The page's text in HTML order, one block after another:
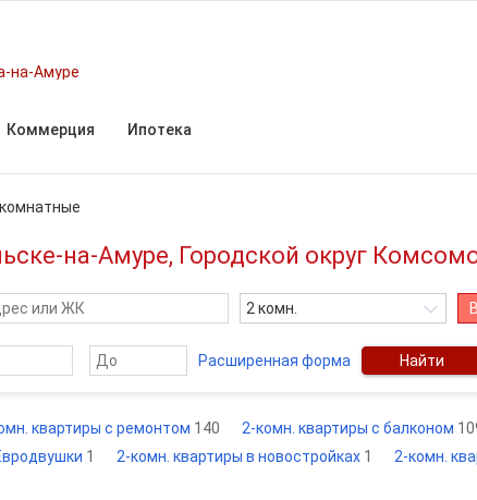
на-Амуре
Коммерция Ипотека
на-Амуре, Городской округ
2 комн.
Расширенная форма Найти
квартиры с ремонтом 140 2-комн. квартиры с балконом
1 2-комн. квартиры в новостройках 1 2-комн.